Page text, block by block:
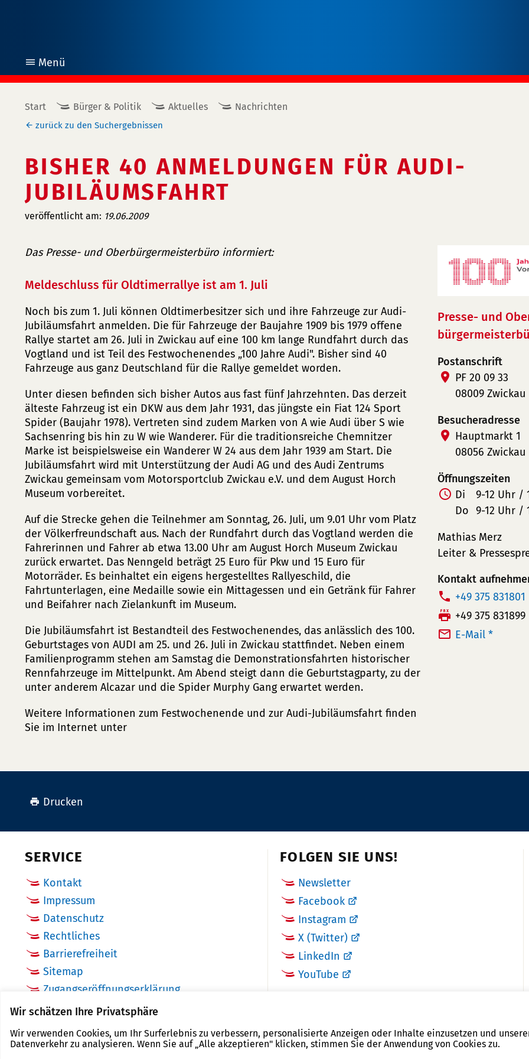
Wir schätzen Ihre Privatsphäre
Wir verwenden Cookies, um Ihr Surferlebnis zu verbessern, personalisierte Anzeigen oder Inhalte einzusetzen und
Datenverkehr zu analysieren. Wenn Sie auf „Alle akzeptieren" klicken, stimmen Sie der Anwendung von Cookies zu.
Menü
öffnen
Start Bürger & Politik Aktuelles Nachrichten
zurück zu den Suchergebnissen
BISHER 40 ANMELDUNGEN FÜR AUDI-
JUBILÄUMSFAHRT
veröffentlicht am: 19.06.2009
Das Presse- und Oberbürgermeisterbüro informiert:
Meldeschluss für Oldtimerrallye ist am 1. Juli
Noch bis zum 1. Juli können Oldtimerbesitzer sich und ihre Fahrzeuge zur Audi-
Jubiläumsfahrt anmelden. Die für Fahrzeuge der Baujahre 1909 bis 1979 offene
Rallye startet am 26. Juli in Zwickau auf eine 100 km lange Rundfahrt durch das
Vogtland und ist Teil des Festwochenendes „100 Jahre Audi". Bisher sind 40
Fahrzeuge aus ganz Deutschland für die Rallye gemeldet worden.
Unter diesen befinden sich bisher Autos aus fast fünf Jahrzehnten. Das derzeit
älteste Fahrzeug ist ein DKW aus dem Jahr 1931, das jüngste ein Fiat 124 Sport
Spider (Baujahr 1978). Vertreten sind zudem Marken von A wie Audi über S wie
Sachsenring bis hin zu W wie Wanderer. Für die traditionsreiche Chemnitzer
Marke ist beispielsweise ein Wanderer W 24 aus dem Jahr 1939 am Start. Die
Jubiläumsfahrt wird mit Unterstützung der Audi AG und des Audi Zentrums
Zwickau gemeinsam vom Motorsportclub Zwickau e.V. und dem August Horch
Museum vorbereitet.
Auf die Strecke gehen die Teilnehmer am Sonntag, 26. Juli, um 9.01 Uhr vom Platz
der Völkerfreundschaft aus. Nach der Rundfahrt durch das Vogtland werden die
Fahrerinnen und Fahrer ab etwa 13.00 Uhr am August Horch Museum Zwickau
zurück erwartet. Das Nenngeld beträgt 25 Euro für Pkw und 15 Euro für
Motorräder. Es beinhaltet ein eigens hergestelltes Rallyeschild, die
Fahrtunterlagen, eine Medaille sowie ein Mittagessen und ein Getränk für Fahrer
und Beifahrer nach Zielankunft im Museum.
Die Jubiläumsfahrt ist Bestandteil des Festwochenendes, das anlässlich des 100.
Geburtstages von AUDI am 25. und 26. Juli in Zwickau stattfindet. Neben einem
Familienprogramm stehen am Samstag die Demonstrationsfahrten historischer
Rennfahrzeuge im Mittelpunkt. Am Abend steigt dann die Geburtstagparty, zu der
unter anderem Alcazar und die Spider Murphy Gang erwartet werden.
Weitere Informationen zum Festwochenende und zur Audi-Jubiläumsfahrt finden
Sie im Internet unter
Presse- und
Postanschrift
PF 20 09 33
08009 Zwickau
Besucheradresse
Hauptmarkt 1
08056 Zwickau
Öffnungszeiten
Di
9-12 Uhr /
Do 9-12 Uhr /
Mathias Merz
Leiter &
Kontakt
T
e
l
e
+49 375 831801
F
a
+49 375 831899
E-Mail *
Drucken
SERVICE
Kontakt
Impressum
Datenschutz
Rechtliches
Barrierefreiheit
Sitemap
Zugangseröffnungserklärung
Cookie Einstellungen
FOLGEN SIE UNS!
Newsletter
Facebook
Instagram
X (Twitter)
LinkedIn
YouTube